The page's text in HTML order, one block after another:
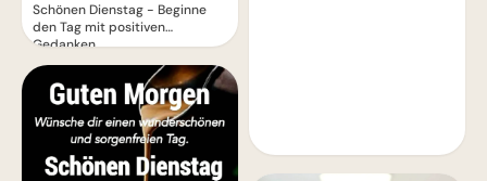
Schönen Dienstag - Beginne
den Tag mit positiven
Gedanken